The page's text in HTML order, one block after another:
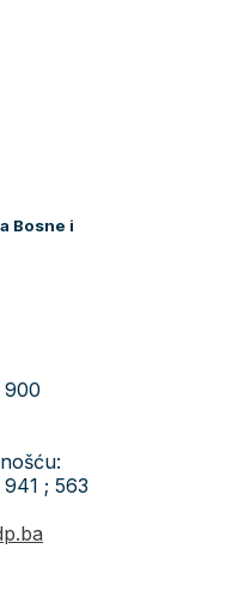
Bosne i
900
; 563